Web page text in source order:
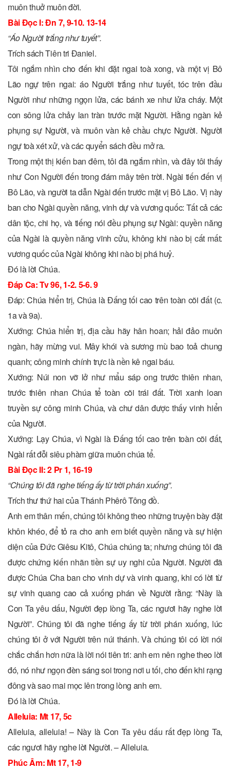
muôn thuở muôn đời.
Bài Ðọc I: Ðn 7, 9-10. 13-14
“Áo Người trắng như tuyết”.
Trích sách Tiên tri Ðaniel.
Tôi ngắm nhìn cho đến khi đặt ngai toà xong, và một vị Bô
Lão ngự trên ngai: áo Người trắng như tuyết, tóc trên đầu
Người như những ngọn lửa, các bánh xe như lửa cháy. Một
con sông lửa chảy lan tràn trước mặt Người. Hằng ngàn kẻ
phụng sự Người, và muôn vàn kẻ chầu chực Người. Người
ngự toà xét xử, và các quyển sách đều mở ra.
Trong một thị kiến ban đêm, tôi đã ngắm nhìn, và đây tôi thấy
như Con Người đến trong đám mây trên trời. Ngài tiến đến vị
Bô Lão, và người ta dẫn Ngài đến trước mặt vị Bô Lão. Vị này
ban cho Ngài quyền năng, vinh dự và vương quốc: Tất cả các
dân tộc, chi họ, và tiếng nói đều phụng sự Ngài: quyền năng
của Ngài là quyền năng vĩnh cửu, không khi nào bị cất mất:
vương quốc của Ngài không khi nào bị phá huỷ.
Ðó là lời Chúa.
Ðáp Ca: Tv 96, 1-2. 5-6. 9
Ðáp: Chúa hiển trị, Chúa là Ðấng tối cao trên toàn cõi đất (c.
1a và 9a).
Xướng: Chúa hiển trị, địa cầu hãy hân hoan; hải đảo muôn
ngàn, hãy mừng vui. Mây khói và sương mù bao toả chung
quanh; công minh chính trực là nền kê ngai báu.
Xướng: Núi non vỡ lở như mẩu sáp ong trước thiên nhan,
trước thiên nhan Chúa tể toàn cõi trái đất. Trời xanh loan
truyền sự công minh Chúa, và chư dân được thấy vinh hiển
của Người.
Xướng: Lạy Chúa, vì Ngài là Ðấng tối cao trên toàn cõi đất,
Ngài rất đỗi siêu phàm giữa muôn chúa tể.
Bài Ðọc II: 2 Pr 1, 16-19
“Chúng tôi đã nghe tiếng ấy từ trời phán xuống”.
Trích thư thứ hai của Thánh Phêrô Tông đồ.
Anh em thân mến, chúng tôi không theo những truyện bày đặt
khôn khéo, để tỏ ra cho anh em biết quyền năng và sự hiện
diện của Ðức Giêsu Kitô, Chúa chúng ta; nhưng chúng tôi đã
được chứng kiến nhãn tiền sự uy nghi của Người. Người đã
được Chúa Cha ban cho vinh dự và vinh quang, khi có lời từ
sự vinh quang cao cả xuống phán về Người rằng: “Này là
Con Ta yêu dấu, Người đẹp lòng Ta, các ngươi hãy nghe lời
Người”. Chúng tôi đã nghe tiếng ấy từ trời phán xuống, lúc
chúng tôi ở với Người trên núi thánh. Và chúng tôi có lời nói
chắc chắn hơn nữa là lời nói tiên tri: anh em nên nghe theo lời
đó, nó như ngọn đèn sáng soi trong nơi u tối, cho đến khi rạng
đông và sao mai mọc lên trong lòng anh em.
Ðó là lời Chúa.
Alleluia: Mt 17, 5c
Alleluia, alleluia! – Này là Con Ta yêu dấu rất đẹp lòng Ta,
các ngươi hãy nghe lời Người. – Alleluia.
Phúc Âm: Mt 17, 1-9